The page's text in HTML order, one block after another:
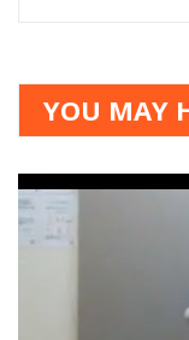
YOU MAY